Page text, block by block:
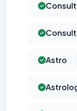
Astro